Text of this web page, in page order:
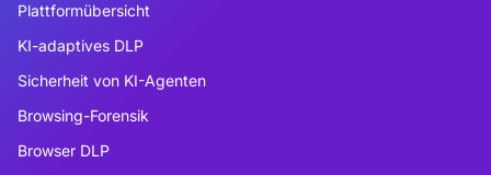
Plattformübersicht
KI-adaptives DLP
Sicherheit von KI-Agenten
Browsing-Forensik
Browser DLP